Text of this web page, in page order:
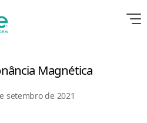
Magnética
setembro de 2021